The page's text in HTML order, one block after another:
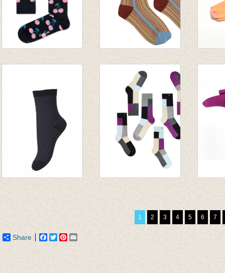
Multicolor
€
1 2 3 4 5 6 7
Share Facebook
TwitterPinterest